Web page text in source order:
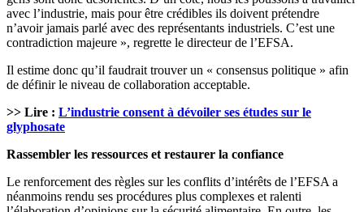
avec l’industrie, mais pour être crédibles ils doivent prétendre
n’avoir jamais parlé avec des représentants industriels. C’est une
contradiction majeure », regrette le directeur de l’EFSA.
Il estime donc qu’il faudrait trouver un « consensus politique » afin
de définir le niveau de collaboration acceptable.
>> Lire : L’industrie consent à dévoiler ses études sur le
glyphosate
Rassembler les ressources et restaurer la confiance
Le renforcement des règles sur les conflits d’intérêts de l’EFSA a
néanmoins rendu ses procédures plus complexes et ralenti